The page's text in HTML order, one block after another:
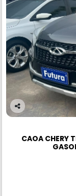
Co
CAOA CHERY